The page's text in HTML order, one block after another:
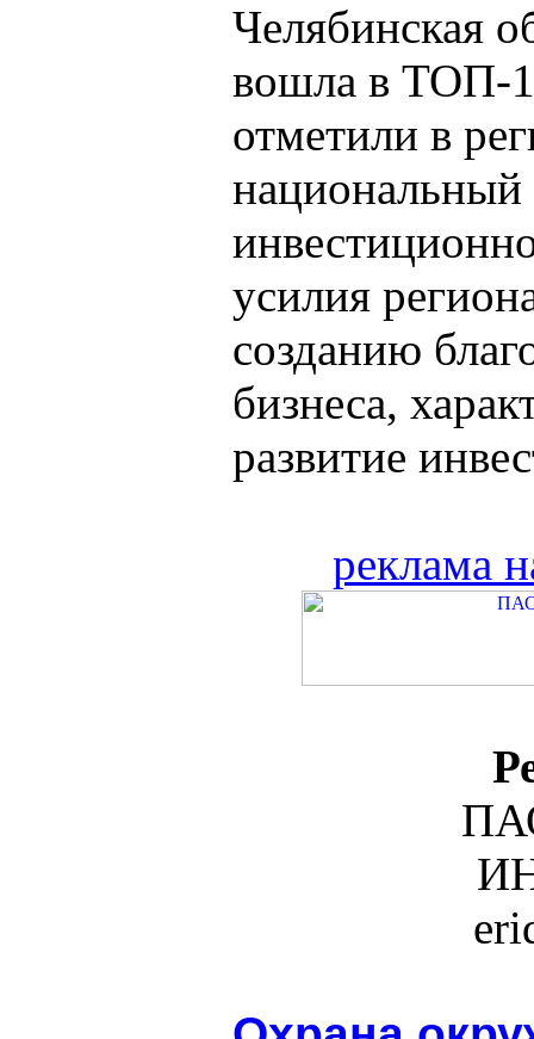
Челябинская
вошла в ТОП-
отметили в
национальный
усилия
созданию
бизнеса,
развитие
реклама